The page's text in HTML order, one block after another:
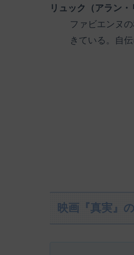
リュック（アラン・
ファビエンヌ
きている。自
映画『真実』